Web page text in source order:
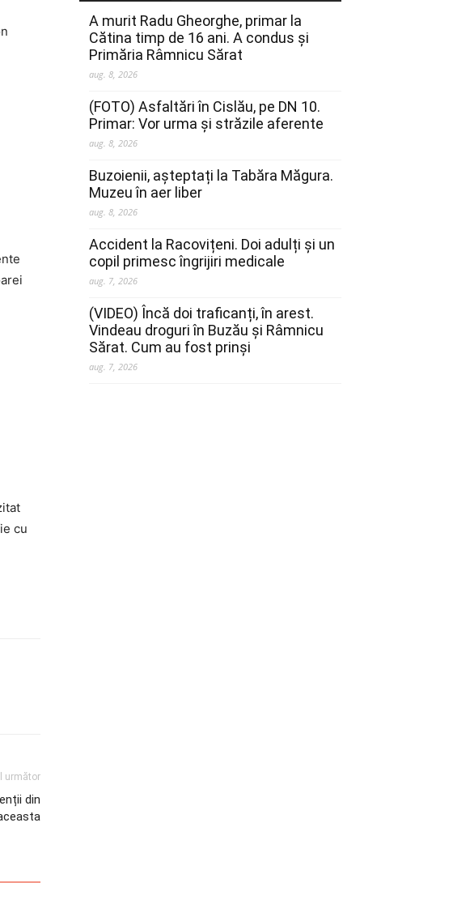
cu
următor
din
A murit Radu Gheorghe, primar la
Cătina timp de 16 ani. A condus și
Primăria Râmnicu Sărat
aug. 8, 2026
(FOTO) Asfaltări în Cislău, pe DN 10.
Primar: Vor urma și străzile aferente
aug. 8, 2026
Buzoienii, așteptați la Tabăra Măgura.
Muzeu în aer liber
aug. 8, 2026
Accident la Racovițeni. Doi adulți și un
copil primesc îngrijiri medicale
aug. 7, 2026
(VIDEO) Încă doi traficanți, în arest.
Vindeau droguri în Buzău și Râmnicu
Sărat. Cum au fost prinși
aug. 7, 2026